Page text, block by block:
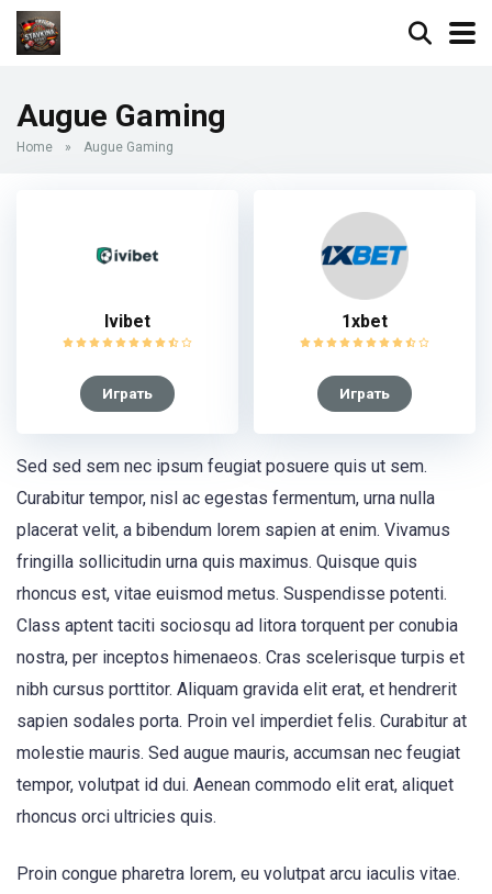
Augue Gaming
Home » Augue Gaming
Ivibet
Играть
1xbet
Играть
Sed sed sem nec ipsum feugiat posuere quis ut sem.
Curabitur tempor, nisl ac egestas fermentum, urna nulla
placerat velit, a bibendum lorem sapien at enim. Vivamus
fringilla sollicitudin urna quis maximus. Quisque quis
rhoncus est, vitae euismod metus. Suspendisse potenti.
Class aptent taciti sociosqu ad litora torquent per conubia
nostra, per inceptos himenaeos. Cras scelerisque turpis et
nibh cursus porttitor. Aliquam gravida elit erat, et hendrerit
sapien sodales porta. Proin vel imperdiet felis. Curabitur at
molestie mauris. Sed augue mauris, accumsan nec feugiat
tempor, volutpat id dui. Aenean commodo elit erat, aliquet
rhoncus orci ultricies quis.
Proin congue pharetra lorem, eu volutpat arcu iaculis vitae.